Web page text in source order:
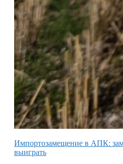
Импортозамещение в АПК:
выиграть